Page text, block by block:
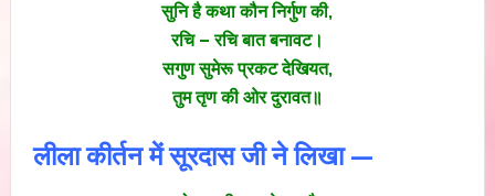
सुनि है कथा कौन निर्गुण की,
रचि – रचि बात बनावट।
सगुण सुमेरू प्रकट देखियत,
तुम तृण की ओर दुरावत॥
लीला कीर्तन में सूरदास जी ने लिखा —